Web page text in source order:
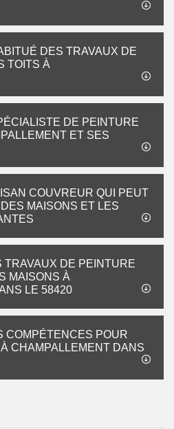
DES TRAVAUX DE
TOITS À
DE PEINTURE
ET SES
COUVREUR QUI PEUT
MAISONS ET LES
TRAVAUX DE PEINTURE
MAISONS À
LE 58420
COMPÉTENCES POUR
CHAMPALLEMENT DANS